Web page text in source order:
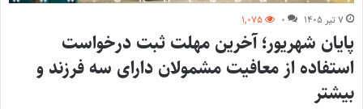
۷ تیر ۱۴۰۵ ۰ ۱,۰۷۵
پایان شهریور؛ آخرین مهلت ثبت درخواست
استفاده از معافیت مشمولان دارای سه فرزند و
بیشتر